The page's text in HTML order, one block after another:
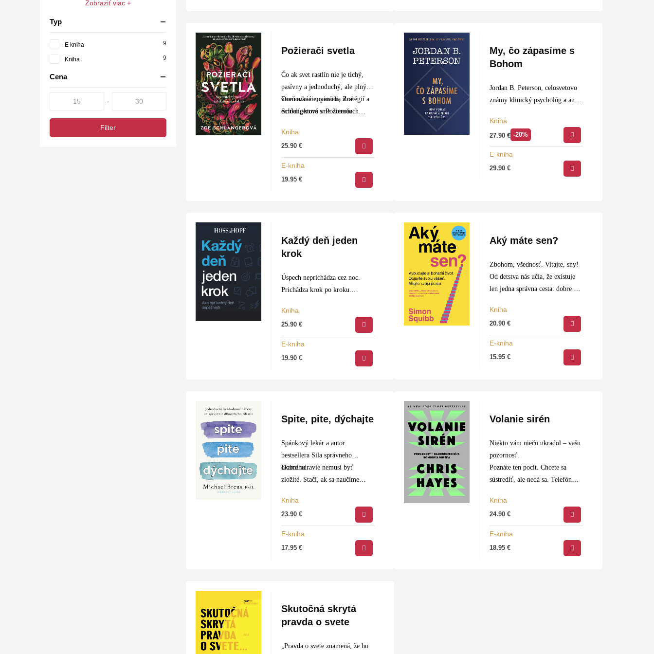
Požierači svetla
Čo ak svet rastlín nie je tichý,
pasívny a jednoduchý, ale plný
komunikácie, pamäti, stratégií a
emócií, ktoré sme doteraz
Oceňovaná novinárka Zoë
Schlangerová v Požieračoch
Kniha
25.90€
E-kniha
19.95€
My, čo zápasíme s
Bohom
Jordan B. Peterson, celosvetovo
známy klinický psychológ a autor
života
v tejto výnimočnej knihe púšťa
do jedného z najodvážnejších…
Kniha
27.90€ -20%
E-kniha
29.90€
Každý deň jeden
krok
Úspech neprichádza cez noc.
Prichádza krok po kroku.
Hopf, autori jedného z
najpočúvanejších podcastov v
Nemecku, vás v tejto knihe
Kniha
25.90€
E-kniha
19.90€
Aký máte sen?
Zbohom, všednosť. Vitajte, sny!
Od detstva nás učia, že existuje
len jedna správna cesta: dobre sa
hlavne nikdy neriskovať. Simon
Squibb – podnikateľ, investor,
zakladateľ…
Kniha
20.90€
E-kniha
15.95€
Spite, pite, dýchajte
Spánkový lekár a autor
bestsellera Sila správneho
okamihu
Dobré zdravie nemusí byť
zložité. Stačí, ak sa naučíme
jednoduché, no zásadné návyky,
ktoré ovplyvňujú každú…
Kniha
23.90€
E-kniha
17.95€
Volanie sirén
Niekto vám niečo ukradol – vašu
pozornosť.
Poznáte ten pocit. Chcete sa
sústrediť, ale nedá sa. Telefón
algoritmus vás vtiahne do víru
ďalších a ďalších podnetov.
Ani…
Kniha
24.90€
E-kniha
18.95€
Skutočná skrytá
pravda o svete
„Pravda o svete znamená, že ho
Zobraziť viac +
Typ
E-kniha 9
Kniha 9
Cena
-
Filter